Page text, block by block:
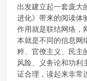
出发建立起一套庞大
进化》带来的阅读体
作用就是联结网络，
本就是不同的信息网
粹、官僚主义、民主
风险、义务论和功利
证合理，读起来非常